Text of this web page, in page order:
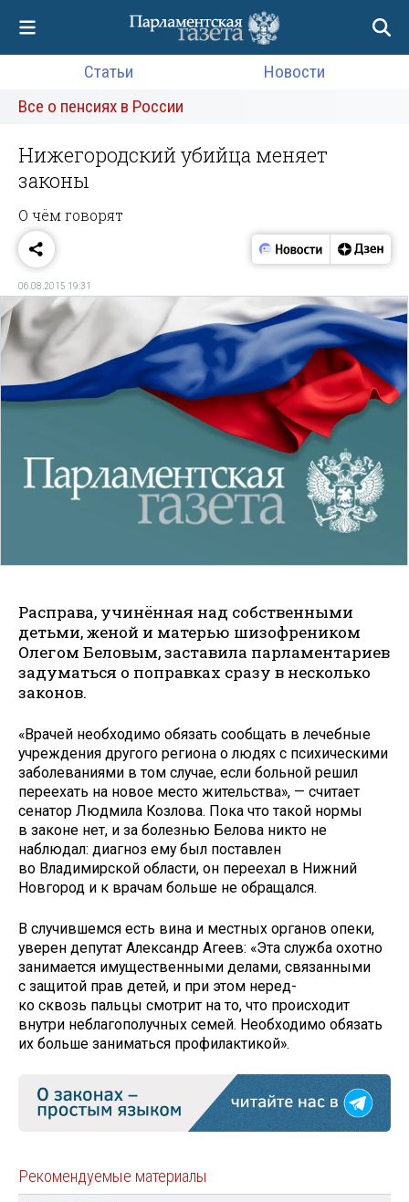
Статьи
Новости
Все о пенсиях в России
Нижегородский убийца меняет
законы
О чём говорят
06.08.2015 19:31
Расправа, учинённая над собственными
детьми, женой и матерью шизофреником
Олегом Беловым, заставила парламентариев
задуматься о поправках сразу в несколько
законов.
«Врачей необходимо обязать сообщать в лечебные
учреждения другого региона о людях с психическими
заболеваниями в том случае, если больной решил
переехать на новое место жительства», — считает
сенатор Людмила Козлова. Пока что такой нормы
в законе нет, и за болезнью Белова никто не
наблюдал: диагноз ему был поставлен
во Владимирской области, он переехал в Нижний
Новгород и к врачам больше не обращался.
В случившемся есть вина и местных органов опеки,
уверен депутат Александр Агеев: «Эта служба охотно
занимается имущественными делами, связанными
с защитой прав детей, и при этом неред­
ко сквозь пальцы смотрит на то, что происходит
внутри неблагополучных семей. Необходимо обязать
их больше заниматься профилактикой».
Рекомендуемые материалы